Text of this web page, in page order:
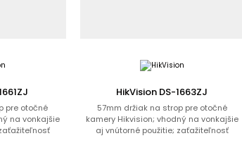
pre otočné
na vonkajšie
HikVision DS-1663ZJ
57mm držiak na strop pre otočné
kamery Hikvision; vhodný na vonkajšie
aj vnútorné použitie; zaťažiteľnosť